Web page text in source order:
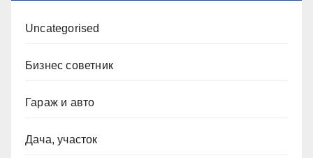
Uncategorised
Бизнес советник
Гараж и авто
Дача, участок